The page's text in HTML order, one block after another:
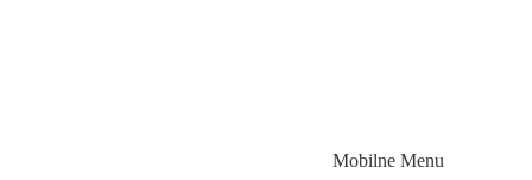
Mobilne Menu